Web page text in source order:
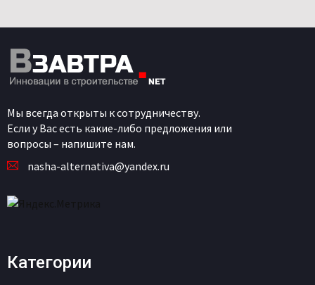
Мы всегда открыты к сотрудничеству.
Если у Вас есть какие-либо предложения или
вопросы – напишите нам.
nasha-alternativa@yandex.ru
Категории